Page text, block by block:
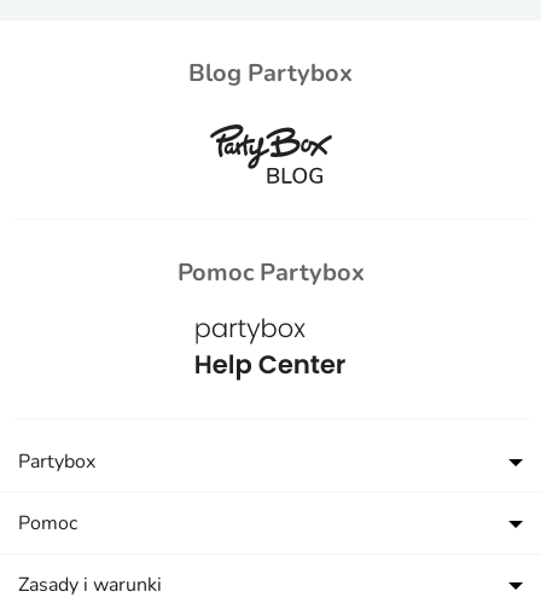
Blog Partybox
Pomoc Partybox
Partybox
Pomoc
Zasady i warunki